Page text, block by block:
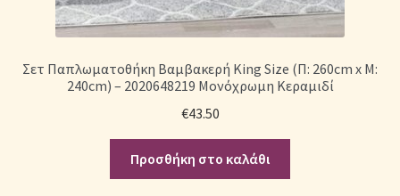
Σετ Παπλωματοθήκη Βαμβακερή King Size (Π: 260cm x Μ:
240cm) – 2020648219 Μονόχρωμη Κεραμιδί
€43.50
Προσθήκη στο καλάθι